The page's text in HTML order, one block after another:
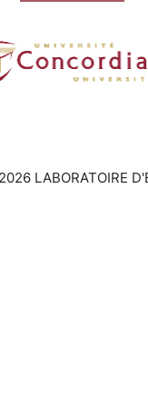
LABORATOIRE